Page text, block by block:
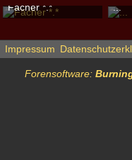
Fächer *.*
Debby-24. September 2014,
...
Impressum
Forensoftware: